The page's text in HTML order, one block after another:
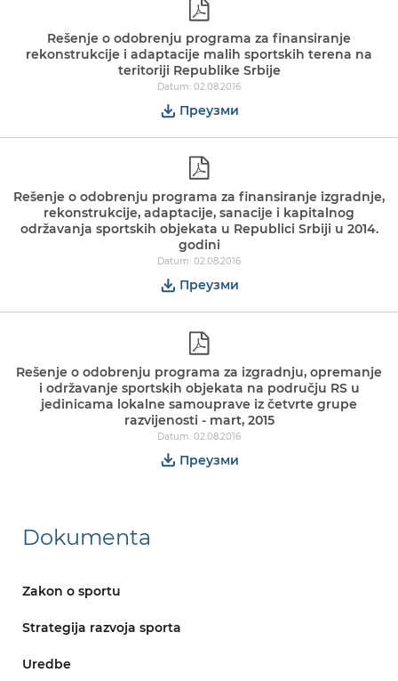
Rešenje o odobrenju programa za finansiranje
rekonstrukcije i adaptacije malih sportskih terena na
teritoriji Republike Srbije
Datum: 02.08.2016
Преузми
Rešenje o odobrenju programa za finansiranje izgradnje,
rekonstrukcije, adaptacije, sanacije i kapitalnog
održavanja sportskih objekata u Republici Srbiji u 2014.
godini
Datum: 02.08.2016
Преузми
Rešenje o odobrenju programa za izgradnju, opremanje
i održavanje sportskih objekata na području RS u
jedinicama lokalne samouprave iz četvrte grupe
razvijenosti - mart, 2015
Datum: 02.08.2016
Преузми
Dokumenta
Zakon o sportu
Strategija razvoja sporta
Uredbe